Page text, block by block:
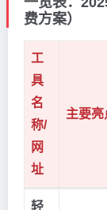
费方案）
工
具
名
称/
网
址
主要亮
轻